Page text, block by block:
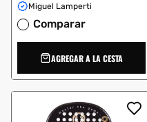
Miguel Lamperti
Comparar
AGREGAR A LA CESTA